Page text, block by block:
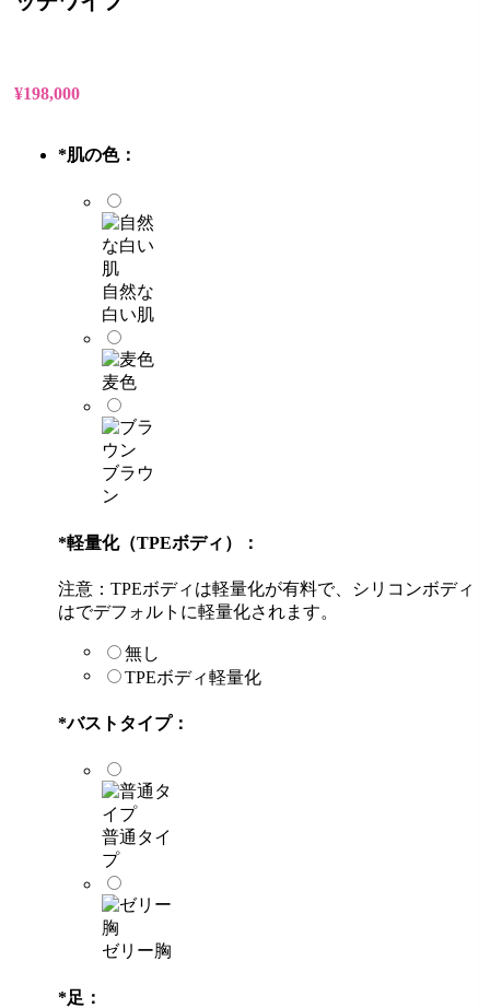
¥198,000
*肌の色：
自然な
白い肌
麦色
ブラウ
ン
*軽量化（TPEボディ）：
注意：TPEボディは軽量化が有料で、シリコンボディ
はでデフォルトに軽量化されます。
無し
TPEボディ軽量化
*バストタイプ：
普通タイ
プ
ゼリー胸
*足：